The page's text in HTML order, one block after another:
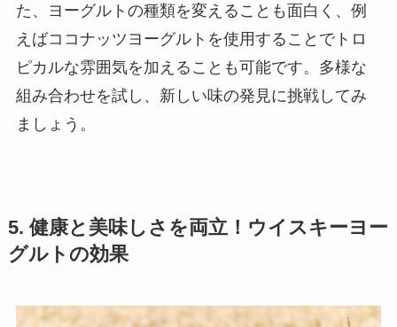
た、ヨーグルトの種類を変えることも面白く、例
えばココナッツヨーグルトを使用することでトロ
ピカルな雰囲気を加えることも可能です。多様な
組み合わせを試し、新しい味の発見に挑戦してみ
ましょう。
5. 健康と美味しさを両立！ウイスキーヨー
グルトの効果